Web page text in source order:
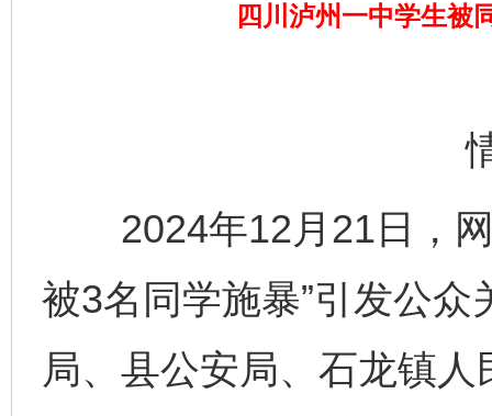
四川泸州一中学生被
2024年12月21日，网
被3名同学施暴”引发公
局、县公安局、石龙镇